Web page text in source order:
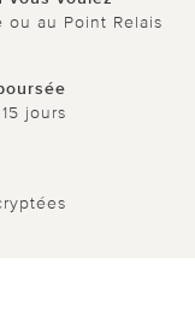
ou au Point Relais
jours